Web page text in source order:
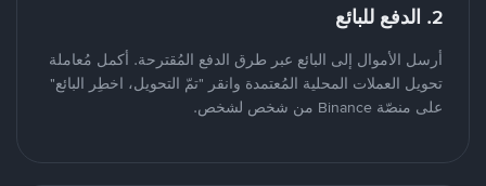
2. الدفع للبائع
أرسل الأموال إلى البائع عبر طرق الدفع المُقترحة. أكمل مُعاملة
تحويل العملات المحلية المُعتمدة وانقر "تمّ التحويل، اخطِر البائع"
على منصّة Binance من شخص لشخص.